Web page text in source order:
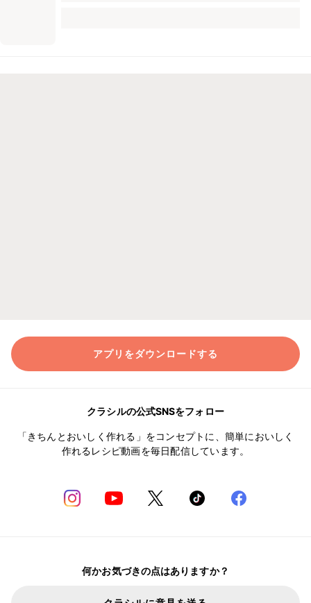
アプリをダウンロードする
クラシルの公式SNSをフォロー
「きちんとおいしく作れる」をコンセプトに、簡単においしく
作れるレシピ動画を毎日配信しています。
何かお気づきの点はありますか？